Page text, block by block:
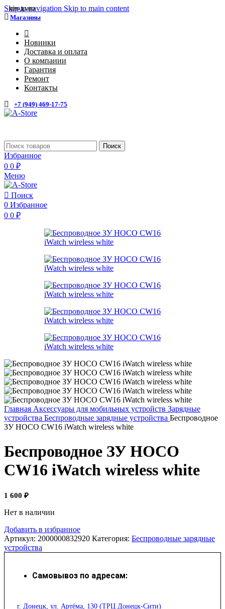
Skip to navigation Skip to main content
Магазины
Новинки
Доставка и оплата
О компании
Гарантия
Ремонт
Контакты
+7 (949) 469-17-75
Поиск
Избранное
0 0 ₽
Меню
Поиск
0 Избранное
0 0 ₽
ПРОДАНО
Главная Аксессуары для мобильных устройств Зарядные
устройства Беспроводные зарядные устройства Беспроводное
ЗУ HOCO CW16 iWatch wireless white
Беспроводное ЗУ HOCO
CW16 iWatch wireless white
1 600 ₽
Нет в наличии
Добавить в избранное
Артикул: 2000000832920 Категория: Беспроводные зарядные
устройства
Самовывоз по адресам:
г. Донецк, ул. Артёма, 130 (ТРЦ Донецк-Сити)